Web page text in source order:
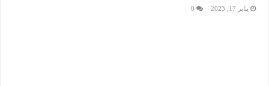
يناير 17, 2023 0